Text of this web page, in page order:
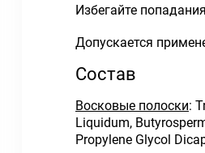
Избегайте
Допускается
Состав
Восковые полоски:
Liquidum,
Propylene Glycol